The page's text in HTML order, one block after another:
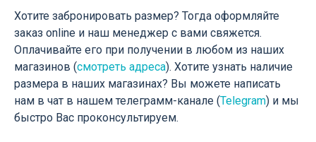
Хотите забронировать размер? Тогда оформляйте
заказ online и наш менеджер с вами свяжется.
Оплачивайте его при получении в любом из наших
магазинов (смотреть адреса). Хотите узнать наличие
размера в наших магазинах? Вы можете написать
нам в чат в нашем телеграмм-канале (Telegram) и мы
быстро Вас проконсультируем.